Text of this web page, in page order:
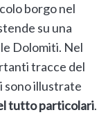
borgo nel
su una
Dolomiti. Nel
tracce del
sono illustrate
tutto particolari.